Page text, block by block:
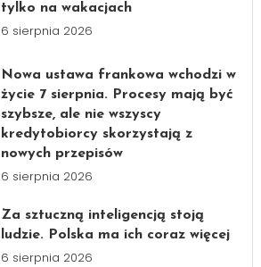
tylko na wakacjach
6 sierpnia 2026
Nowa ustawa frankowa wchodzi w
życie 7 sierpnia. Procesy mają być
szybsze, ale nie wszyscy
kredytobiorcy skorzystają z
nowych przepisów
6 sierpnia 2026
Za sztuczną inteligencją stoją
ludzie. Polska ma ich coraz więcej
6 sierpnia 2026